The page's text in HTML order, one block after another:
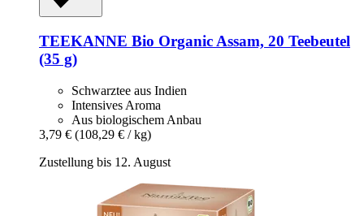
TEEKANNE Bio Organic Assam, 20 Teebeutel
(35 g)
Schwarztee aus Indien
Intensives Aroma
Aus biologischem Anbau
3,79 € (108,29 € / kg)
Zustellung bis 12. August